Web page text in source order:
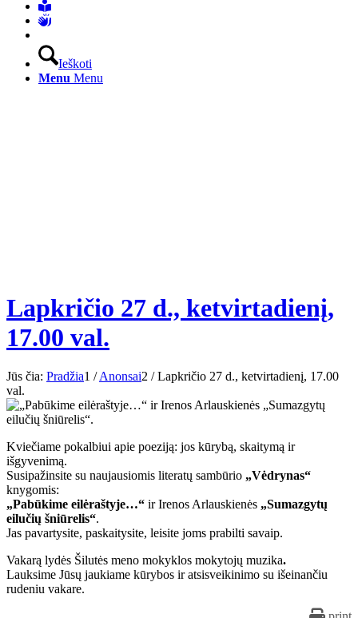
Ieškoti
Menu Menu
Lapkričio 27 d., ketvirtadienį,
17.00 val.
Jūs čia: Pradžia1 / Anonsai2 / Lapkričio 27 d., ketvirtadienį, 17.00
val.
Kviečiame pokalbiui apie poeziją: jos kūrybą, skaitymą ir
išgyvenimą.
Susipažinsite su naujausiomis literatų sambūrio „Vėdrynas“
knygomis:
„Pabūkime eilėraštyje…“ ir Irenos Arlauskienės „Sumazgytų
eilučių šniūrelis“.
Jas pavartysite, paskaitysite, leisite joms prabilti savaip.
Vakarą lydės Šilutės meno mokyklos mokytojų muzika.
Lauksime Jūsų jaukiame kūrybos ir atsisveikinimo su išeinančiu
rudeniu vakare.